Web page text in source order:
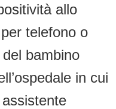
allo
telefono o
bambino
in cui